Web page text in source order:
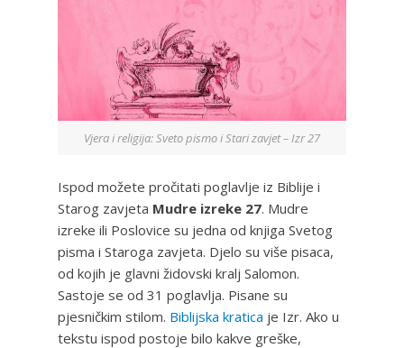
Vjera i religija: Sveto pismo i Stari zavjet – Izr 27
Ispod možete pročitati poglavlje iz Biblije i
Starog zavjeta Mudre izreke 27. Mudre
izreke ili Poslovice su jedna od knjiga Svetog
pisma i Staroga zavjeta. Djelo su više pisaca,
od kojih je glavni židovski kralj Salomon.
Sastoje se od 31 poglavlja. Pisane su
pjesničkim stilom. Biblijska kratica je Izr. Ako u
tekstu ispod postoje bilo kakve greške,